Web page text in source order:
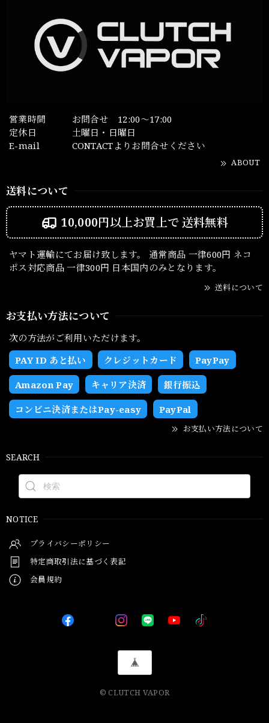
営業時間
お問合せ 12:00～17:00
定休日
土曜日・日曜日
E-mail
CONTACTよりお問合せください
ABOUT
送料について
10,000円以上お買上で送料無料
ヤマト運輸にてお届け致します。 通常商品 一律600円 ネコ
ポス対応商品 一律300円 日本国内のみとなります。
送料について
お支払い方法について
次の方法がご利用いただけます。
PAY ID あと払い
クレジットカード PayPay
Amazon Pay キャリア決済 銀行振込
コンビニ決済またはPay-easy PayPal
お支払い方法について
SEARCH
NOTICE
プライバシーポリシー
特定商取引法に基づく表記
会員規約
© CLUTCH VAPOR